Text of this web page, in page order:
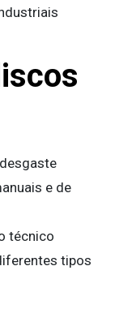
e de
técnico
tipos